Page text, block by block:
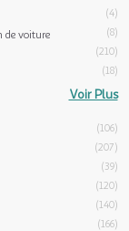
(4)
de voiture (8)
(210)
(18)
Voir Plus
(106)
(207)
(39)
(120)
(140)
(166)